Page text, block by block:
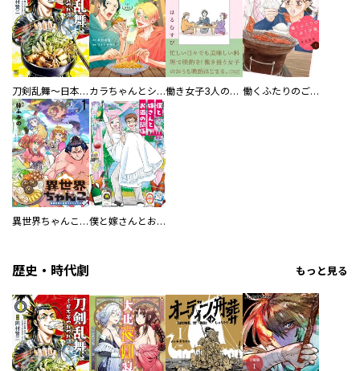
刀剣乱舞～日本号つれづれ酒～ カラちゃんとシトーさんと、 【分冊版】 働き女子3人のおうち晩酌 働くふたりのごほうび飯
異世界ちゃんこ～横綱目前に召喚されたんだが～ 【連載版】 僕と嫁さんとお酒の関係
歴史・時代劇 もっと見る